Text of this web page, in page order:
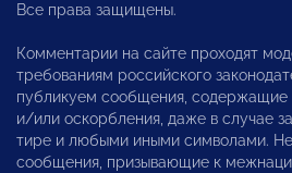
Все права защищены.
Комментарии на сайте проходят
требованиям российского
публикуем сообщения, содержащие
и/или оскорбления, даже в случае
тире и любыми иными символами.
сообщения, призывающие к